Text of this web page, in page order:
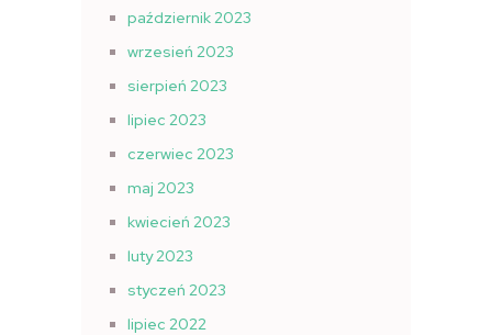
październik 2023
wrzesień 2023
sierpień 2023
lipiec 2023
czerwiec 2023
maj 2023
kwiecień 2023
luty 2023
styczeń 2023
lipiec 2022